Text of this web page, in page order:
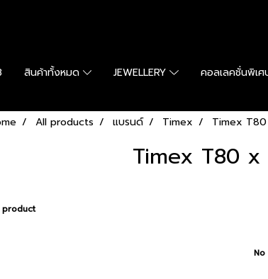
สินค้าทั้งหมด JEWELLERY คอลเลคชั่นพิเศ
All products แบรนด์ Timex Timex T80
Timex T80 x
product